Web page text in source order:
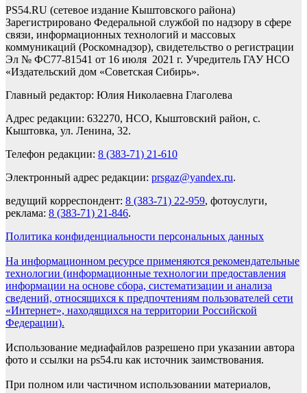
PS54.RU (сетевое издание Кыштовского района)
Зарегистрировано Федеральной службой по надзору в сфере
связи, информационных технологий и массовых
коммуникаций (Роскомнадзор), свидетельство о регистрации
Эл № ФС77-81541 от 16 июля 2021 г. Учредитель ГАУ НСО
«Издательский дом «Советская Сибирь».
Главный редактор: Юлия Николаевна Глаголева
Адрес редакции: 632270, НСО, Кыштовский район, с.
Кыштовка, ул. Ленина, 32.
Телефон редакции: 8 (383-71) 21-610
Электронный адрес редакции: prsgaz@yandex.ru.
ведущий корреспондент: 8 (383-71) 22-959, фотоуслуги,
реклама: 8 (383-71) 21-846.
Политика конфиденциальности персональных данных
На информационном ресурсе применяются рекомендательные
технологии (информационные технологии предоставления
информации на основе сбора, систематизации и анализа
сведений, относящихся к предпочтениям пользователей сети
«Интернет», находящихся на территории Российской
Федерации).
Использование медиафайлов разрешено при указании автора
фото и ссылки на ps54.ru как источник заимствования.
При полном или частичном использовании материалов,